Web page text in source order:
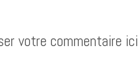
votre commentaire ici